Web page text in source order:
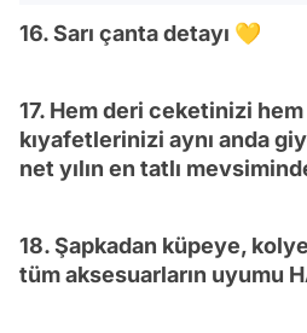
16. Sarı çanta detayı 💛
17. Hem deri ceketinizi hem
kıyafetlerinizi aynı anda
net yılın en tatlı
18. Şapkadan küpeye,
tüm aksesuarların uyumu